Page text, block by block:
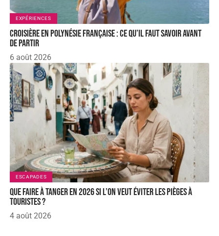
EXPÉRIENCES
Croisière en Polynésie française : ce qu’il faut savoir avant
de partir
6 août 2026
ESCAPADES
Que faire à Tanger en 2026 si l’on veut éviter les pièges à
touristes ?
4 août 2026